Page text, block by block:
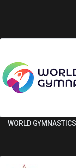
WORLD GYMNASTICS